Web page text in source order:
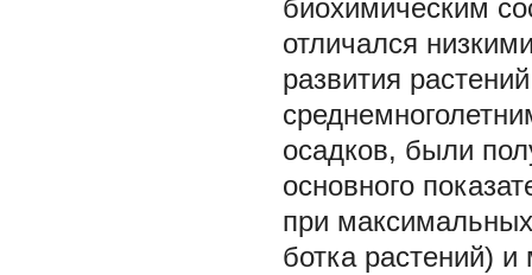
биохимическим
отличался
развития
осадков, были
основного
при
ботка растений)